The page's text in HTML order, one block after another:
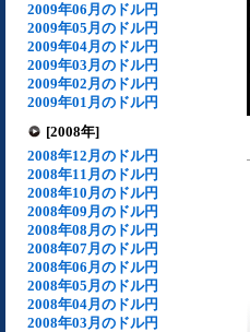
2009年06月のドル円
2009年05月のドル円
2009年04月のドル円
2009年03月のドル円
2009年02月のドル円
2009年01月のドル円
[2008年]
2008年12月のドル円
2008年11月のドル円
2008年10月のドル円
2008年09月のドル円
2008年08月のドル円
2008年07月のドル円
2008年06月のドル円
2008年05月のドル円
2008年04月のドル円
2008年03月のドル円